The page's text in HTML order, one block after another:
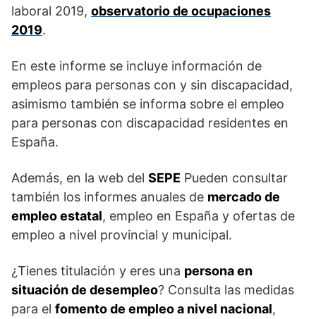
laboral 2019, observatorio de ocupaciones
2019.
En este informe se incluye información de
empleos para personas con y sin discapacidad,
asimismo también se informa sobre el empleo
para personas con discapacidad residentes en
España.
Además, en la web del SEPE Pueden consultar
también los informes anuales de mercado de
empleo estatal, empleo en España y ofertas de
empleo a nivel provincial y municipal.
¿Tienes titulación y eres una persona en
situación de desempleo? Consulta las medidas
para el fomento de empleo a nivel nacional,